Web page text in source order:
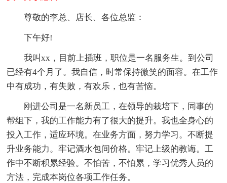
尊敬的李总、店长、各位总监：
下午好!
我叫xx，目前上插班，职位是一名服务生。到公司
已经有4个月了。我自信，时常保持微笑的面容。在工作
中有成功，有失败，有欢乐，也有苦恼。
刚进公司是一名新员工，在领导的栽培下，同事的
帮组下，我的工作能力有了很大的提升。我也全身心的
投入工作，适应环境。在业务方面，努力学习。不断提
升业务能力。牢记酒水包间价格。牢记上级的教诲。工
作中不断积累经验。不怕苦，不怕累，学习优秀人员的
方法，完成本岗位各项工作任务。